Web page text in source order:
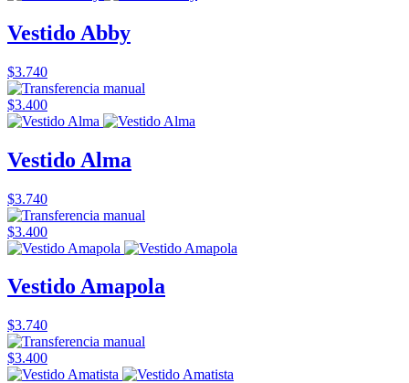
Vestido Abby
$3.740
$3.400
Vestido Alma
$3.740
$3.400
Vestido Amapola
$3.740
$3.400